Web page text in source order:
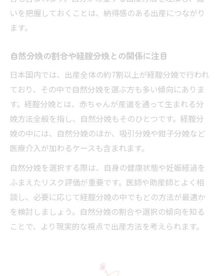
いを把握しておくことは、納得感のある出産につながり
ます。
自然分娩の割合や経腟分娩との関係に注目
日本国内では、出産全体の約7割以上が経腟分娩で行われ
ており、その中で自然分娩を選ぶ方も多い傾向にありま
す。経腟分娩とは、赤ちゃんが産道を通って生まれる分
娩方法全般を指し、自然分娩もそのひとつです。経腟分
娩の中には、自然分娩のほか、吸引分娩や鉗子分娩など
医療介入が加わるケースも含まれます。
自然分娩を選択する際は、自身の健康状態や妊娠経過を
ふまえたリスク評価が重要です。医師や助産師とよく相
談し、必要に応じて経腟分娩の中でもどの方法が最適か
を検討しましょう。自然分娩の割合や選択の傾向を知る
ことで、より現実的な視点で出産方法を考えられます。